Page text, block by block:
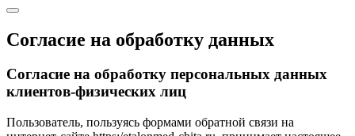
Согласие на обработку данных
Согласие на обработку персональных данных
клиентов-физических лиц
Пользователь, пользуясь формами обратной связи на